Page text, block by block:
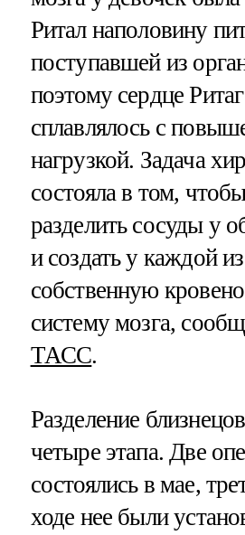
Ритал наполовину
поступавшей из
поэтому сердце
сплавлялось с
нагрузкой. Задача
состояла в том,
разделить сосуды у
и создать у каждой
собственную
систему мозга,
ТАСС.
Разделение
четыре этапа. Две
состоялись в мае,
ходе нее были